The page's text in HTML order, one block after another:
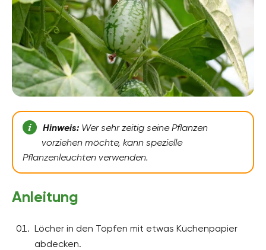
Hinweis:Wer sehr zeitig seine Pflanzen
vorziehen möchte, kann spezielle
Pflanzenleuchten verwenden.
Anleitung
Löcher in den Töpfen mit etwas Küchenpapier
abdecken.